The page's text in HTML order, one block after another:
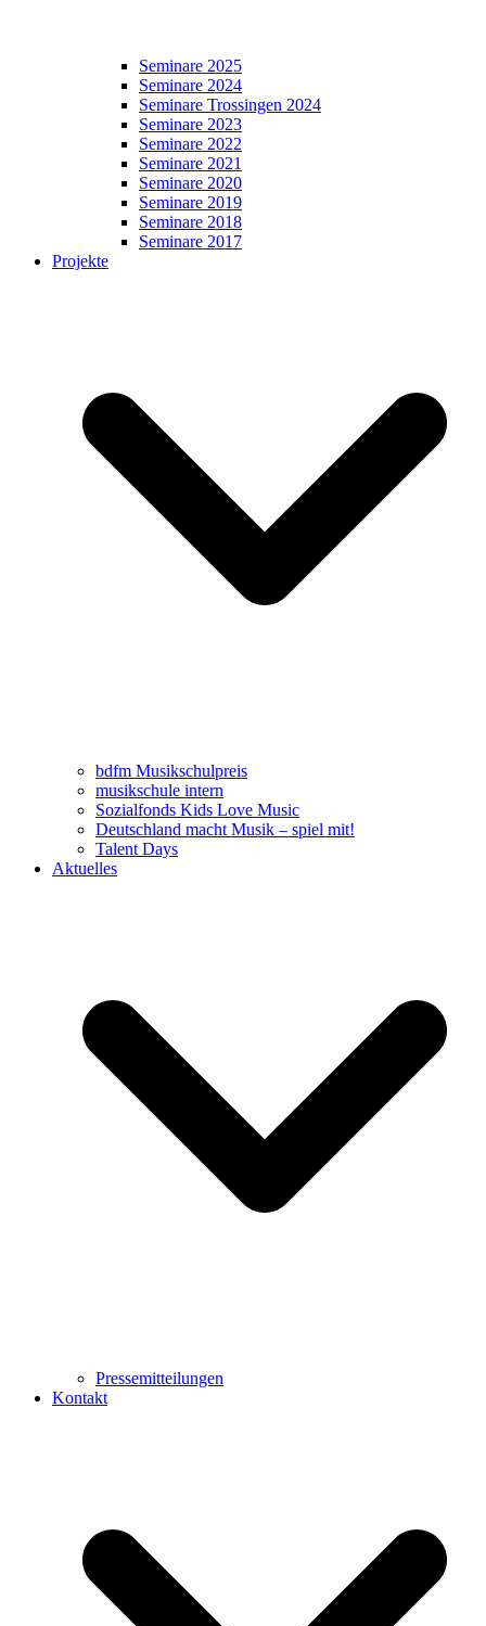
Seminare 2025
Seminare 2024
Seminare Trossingen 2024
Seminare 2023
Seminare 2022
Seminare 2021
Seminare 2020
Seminare 2019
Seminare 2018
Seminare 2017
Projekte
bdfm Musikschulpreis
musikschule intern
Sozialfonds Kids Love Music
Deutschland macht Musik – spiel mit!
Talent Days
Aktuelles
Pressemitteilungen
Kontakt